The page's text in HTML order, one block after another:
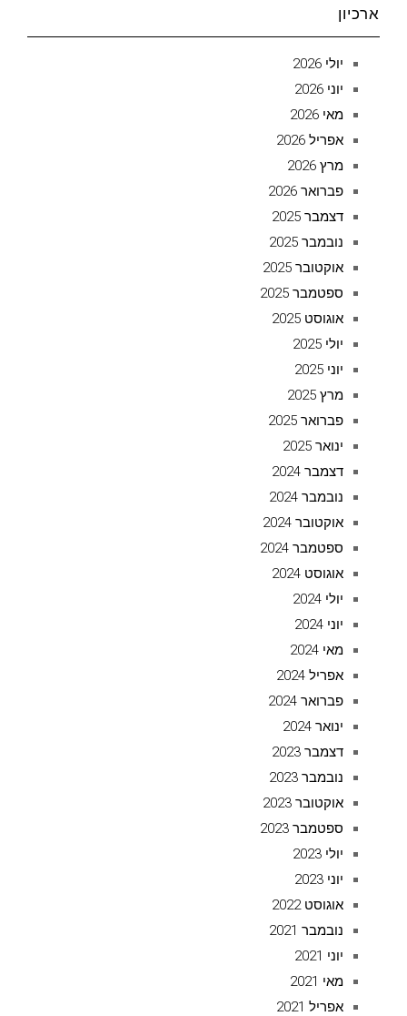
ארכיון
יולי 2026
יוני 2026
מאי 2026
אפריל 2026
מרץ 2026
פברואר 2026
דצמבר 2025
נובמבר 2025
אוקטובר 2025
ספטמבר 2025
אוגוסט 2025
יולי 2025
יוני 2025
מרץ 2025
פברואר 2025
ינואר 2025
דצמבר 2024
נובמבר 2024
אוקטובר 2024
ספטמבר 2024
אוגוסט 2024
יולי 2024
יוני 2024
מאי 2024
אפריל 2024
פברואר 2024
ינואר 2024
דצמבר 2023
נובמבר 2023
אוקטובר 2023
ספטמבר 2023
יולי 2023
יוני 2023
אוגוסט 2022
נובמבר 2021
יוני 2021
מאי 2021
אפריל 2021